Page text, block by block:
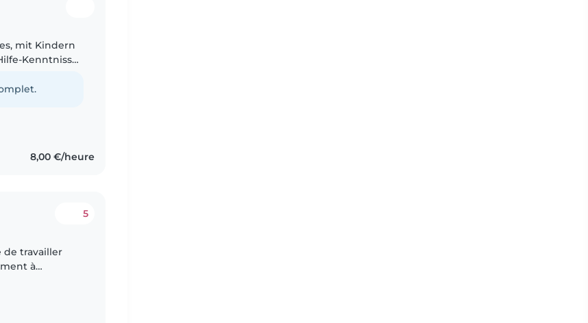
mit Kindern
Kenntnisse
8,00 €/heure
5
de travailler
à